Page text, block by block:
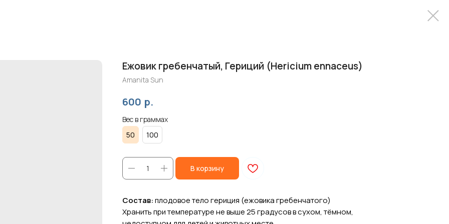
Ежовик гребенчатый, Гериций (Hericium ennaceus)
Amanita Sun
600 р.
Вес в граммах
50
100
В корзину
Состав:плодовое тело гериция (ежовика гребенчатого)
Хранить при температуре не выше 25 градусов в сухом, тёмном,